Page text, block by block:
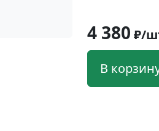
4 380 ₽/
В